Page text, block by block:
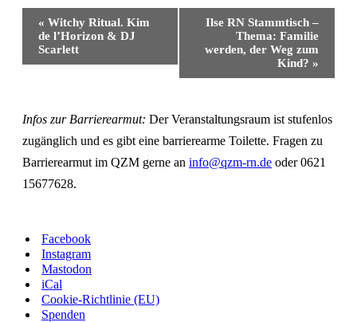
Veranstaltung-
Navigation
« Witchy Ritual. Kim
de l’Horizon & DJ
Scarlett
Ilse RN Stammtisch –
Thema: Familie
werden, der Weg zum
Kind? »
Infos zur Barrierearmut: Der Veranstaltungsraum ist stufenlos
zugänglich und es gibt eine barrierearme Toilette. Fragen zu
Barrierearmut im QZM gerne an info@qzm-rn.de oder 0621
15677628.
Facebook
Instagram
Mastodon
iCal
Cookie-Richtlinie (EU)
Spenden